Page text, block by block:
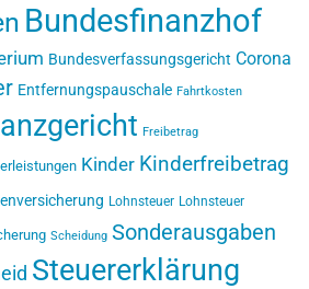
Bundesfinanzhof
Bundesverfassungsgericht Corona
Entfernungspauschale Fahrtkosten
Freibetrag
Kinder Kinderfreibetrag
Lohnsteuer Lohnsteuer
Scheidung Sonderausgaben
Steuererklärung